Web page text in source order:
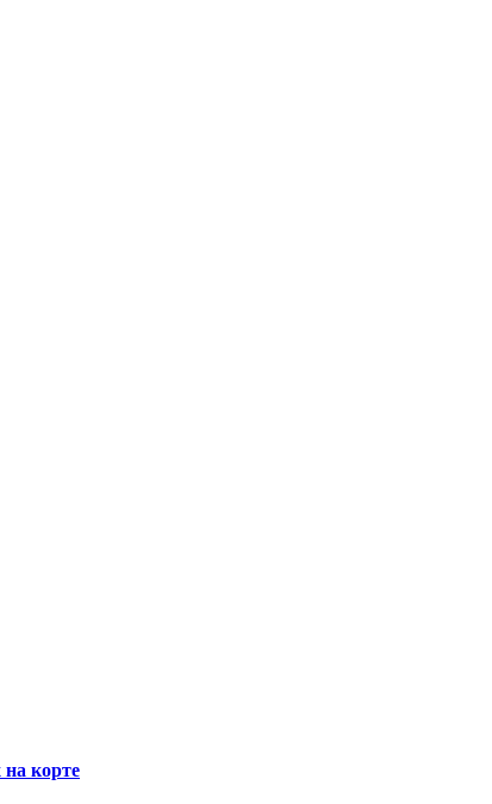
корте